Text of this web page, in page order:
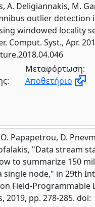
A. Deligiannakis, M.
outlier detection
windowed locality
Comput. Syst., Apr.
Μεταφόρτωση:
Αποθετήριο
Papapetrou, D.
"Data stream
to summarize 150
single node," in 29th
Field-Programmable
2019, pp. 278-285. doi: